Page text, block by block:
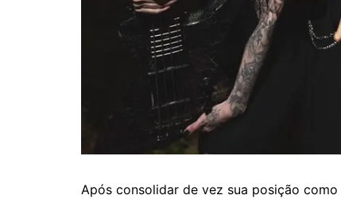
Após consolidar de vez sua posição